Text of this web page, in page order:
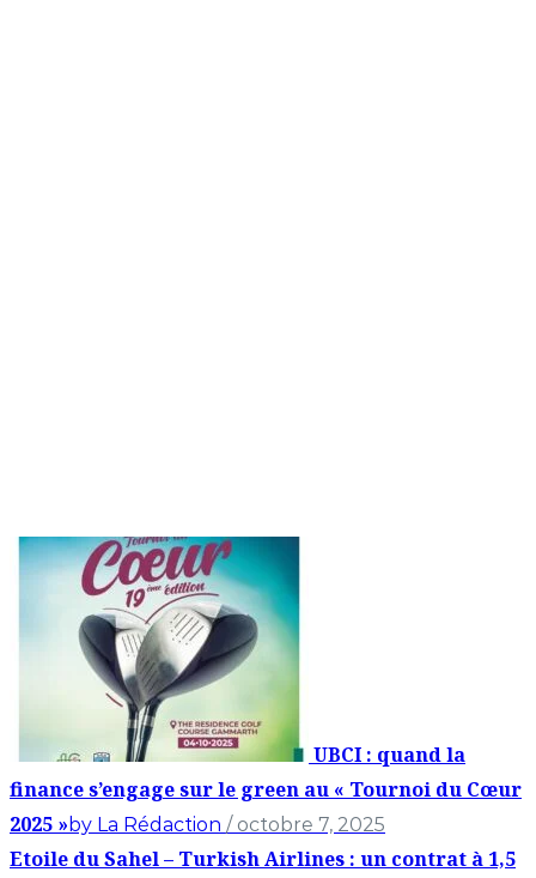
UBCI : quand la
finance s’engage sur le green au « Tournoi du Cœur
2025 » by La Rédaction / octobre 7, 2025
Etoile du Sahel – Turkish Airlines : un contrat à 1,5